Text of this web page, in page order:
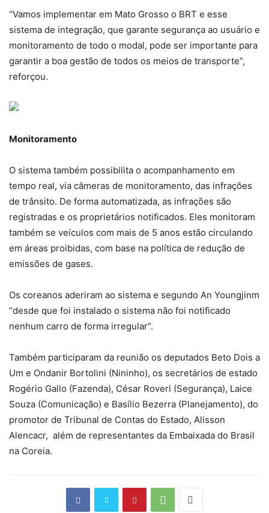
“Vamos implementar em Mato Grosso o BRT e esse
sistema de integração, que garante segurança ao usuário e
monitoramento de todo o modal, pode ser importante para
garantir a boa gestão de todos os meios de transporte”,
reforçou.
Monitoramento
O sistema também possibilita o acompanhamento em
tempo real, via câmeras de monitoramento, das infrações
de trânsito. De forma automatizada, as infrações são
registradas e os proprietários notificados. Eles monitoram
também se veículos com mais de 5 anos estão circulando
em áreas proibidas, com base na política de redução de
emissões de gases.
Os coreanos aderiram ao sistema e segundo An Youngjinm
“desde que foi instalado o sistema não foi notificado
nenhum carro de forma irregular”.
Também participaram da reunião os deputados Beto Dois a
Um e Ondanir Bortolini (Nininho), os secretários de estado
Rogério Gallo (Fazenda), César Roveri (Segurança), Laice
Souza (Comunicação) e Basílio Bezerra (Planejamento), do
promotor de Tribunal de Contas do Estado, Alisson
Alencacr, além de representantes da Embaixada do Brasil
na Coreia.